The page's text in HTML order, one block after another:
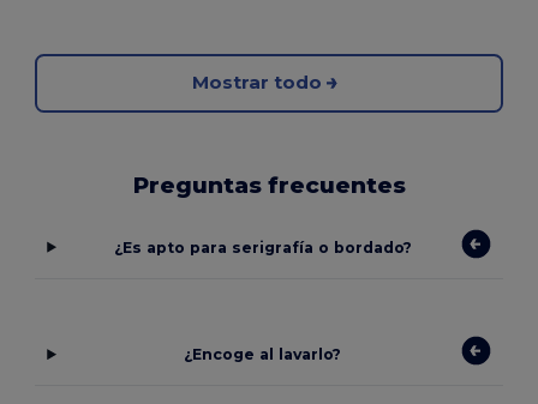
Mostrar todo
Preguntas frecuentes
¿Es apto para serigrafía o bordado?
¿Encoge al lavarlo?